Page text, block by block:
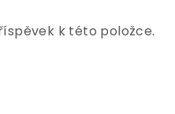
k této položce.